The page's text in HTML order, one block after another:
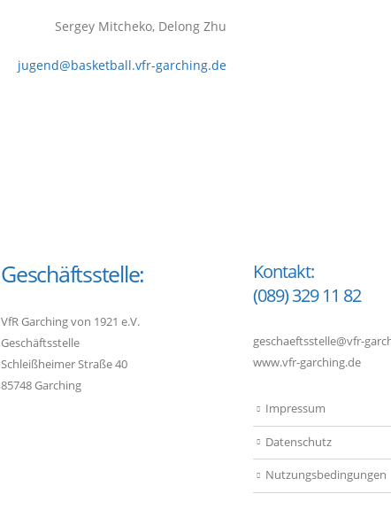
Sergey Mitcheko, Delong Zhu
jugend@basketball.vfr-garching.de
Geschäftsstelle:
VfR Garching von 1921 e.V.
Geschäftsstelle
Schleißheimer Straße 40
85748 Garching
Kontakt:
(089) 329 11 82
geschaeftsstelle@vfr-
www.vfr-garching.de
Impressum
Datenschutz
Nutzungsbedingungen